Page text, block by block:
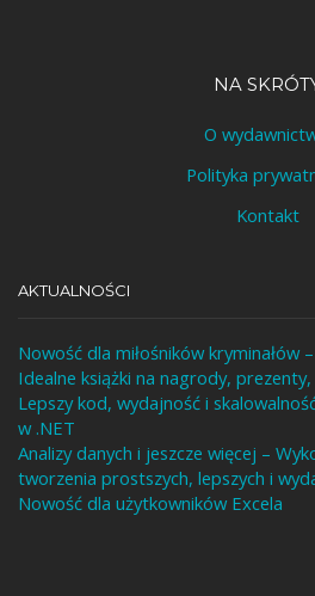
NA
O
Polityka
Kontakt
AKTUALNOŚCI
Nowość dla miłośników kryminałów
Idealne książki na nagrody,
Lepszy kod, wydajność i
w .NET
Analizy danych i jeszcze więcej –
tworzenia prostszych, lepszych i
Nowość dla użytkowników Excela